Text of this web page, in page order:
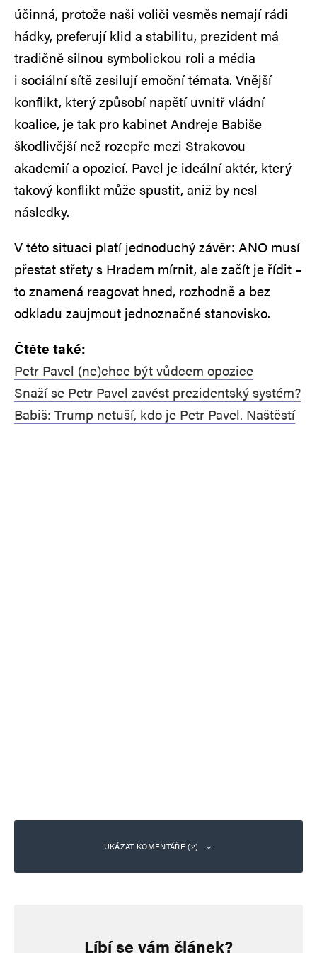
účinná, protože naši voliči vesměs nemají rádi
hádky, preferují klid a stabilitu, prezident má
tradičně silnou symbolickou roli a média
i sociální sítě zesilují emoční témata. Vnější
konflikt, který způsobí napětí uvnitř vládní
koalice, je tak pro kabinet Andreje Babiše
škodlivější než rozepře mezi Strakovou
akademií a opozicí. Pavel je ideální aktér, který
takový konflikt může spustit, aniž by nesl
následky.
V této situaci platí jednoduchý závěr: ANO musí
přestat střety s Hradem mírnit, ale začít je řídit –
to znamená reagovat hned, rozhodně a bez
odkladu zaujmout jednoznačné stanovisko.
Čtěte také:
Petr Pavel (ne)chce být vůdcem opozice
Snaží se Petr Pavel zavést prezidentský systém?
Babiš: Trump netuší, kdo je Petr Pavel. Naštěstí
UKÁZAT KOMENTÁŘE (2)
20. 5. 2026 (11:21)
Líbí se vám článek?